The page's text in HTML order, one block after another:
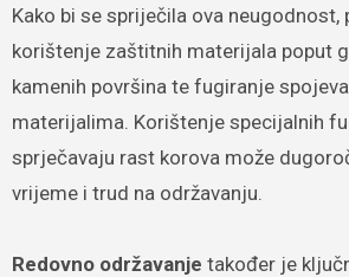
Kako bi se spriječila ova neugodnost,
korištenje zaštitnih materijala poput
kamenih površina te fugiranje
materijalima. Korištenje specijalnih
sprječavaju rast korova može
vrijeme i trud na održavanju.
Redovno održavanje također je